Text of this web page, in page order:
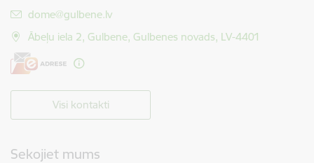
E-pasts:
dome@gulbene.lv
Ābeļu iela 2, Gulbene, Gulbenes novads, LV-4401
Visi kontakti
Sekojiet mums